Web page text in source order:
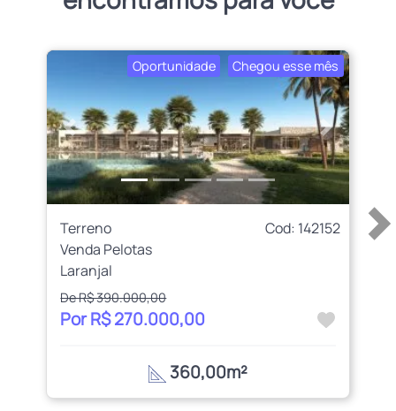
Oportunidade Chegou esse mês
Anterior Próximo
Terreno
Cod: 142152
Venda Pelotas
Laranjal
De R$ 390.000,00
Por R$ 270.000,00
360,00m²